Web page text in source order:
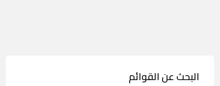
البحث عن القوائم